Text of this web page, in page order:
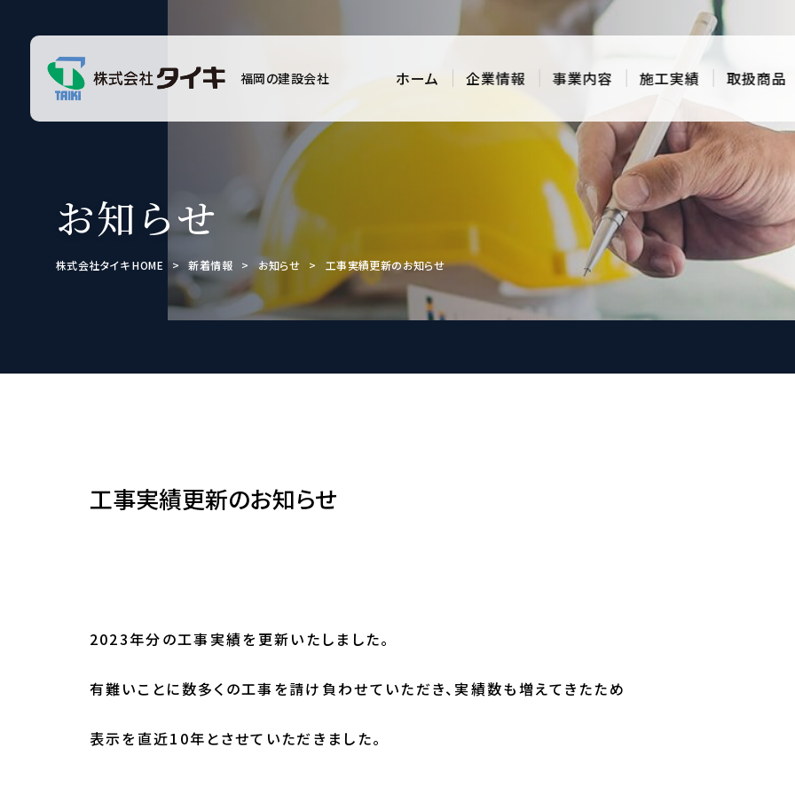
福岡の建設会社 ホーム 企業情報 事業内容 施工実績 取扱商品
お知らせ
株式会社タイキ HOME > 新着情報 > お知らせ > 工事実績更新のお知らせ
工事実績更新のお知らせ
2023年分の工事実績を更新いたしました。
有難いことに数多くの工事を請け負わせていただき、実績数も増えてきたため
表示を直近10年とさせていただきました。